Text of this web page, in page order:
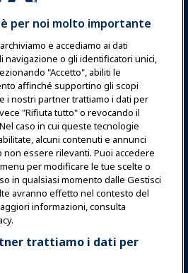
Unisciti ora
Contatto
per noi molto importante
e accediamo ai dati
navigazione o gli identificatori unici,
"Accetto", abiliti le
affinché supportino gli scopi
i nostri partner trattiamo i dati per
"Rifiuta tutto" o revocando il
caso in cui queste tecnologie
alcuni contenuti e annunci
essere rilevanti. Puoi accedere
per modificare le tue scelte o
in qualsiasi momento dalle Gestisci
avranno effetto nel contesto del
informazioni, consulta
trattiamo i dati per